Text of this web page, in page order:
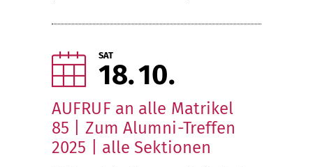
SAT
18 10
AUFRUF an alle Matrikel
85 | Zum Alumni-Treffen
2025 | alle Sektionen